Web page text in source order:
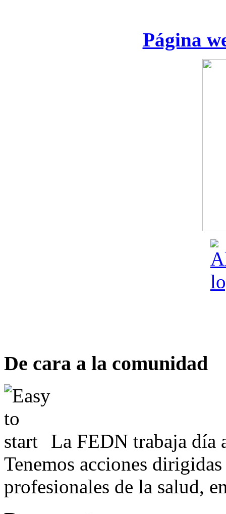
Página
De cara a la comunidad
La FEDN trabaja día
Tenemos acciones
profesionales de la salud,